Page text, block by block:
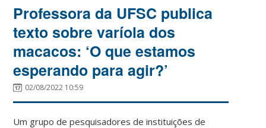
Professora da UFSC publica
texto sobre varíola dos
macacos: ‘O que estamos
esperando para agir?’
02/08/2022 10:59
Um grupo de pesquisadores de instituições de